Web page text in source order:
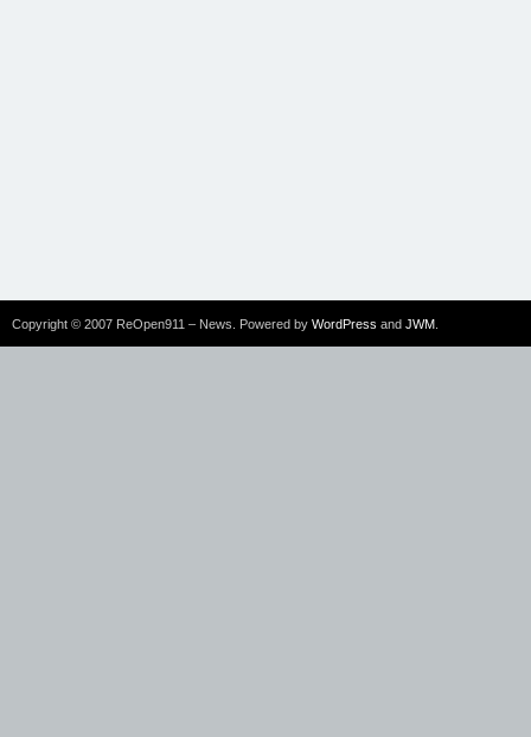
Copyright © 2007 ReOpen911 – News. Powered by WordPress and JWM